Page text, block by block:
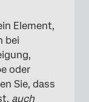
Element,
bei
oder
Sie, dass
auch